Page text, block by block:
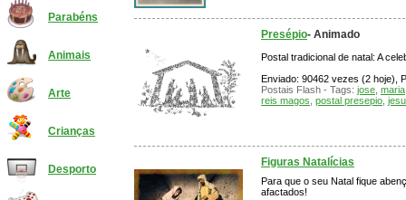
Parabéns
Animais
Arte
Crianças
Desporto
Presépio- Animado
Postal tradicional de natal: A
Enviado: 90462 vezes (2 hoje),
Postais Flash - Tags: jose maria
reis magos postal presepio
Figuras Natalícias
Para que o seu Natal fique
afactados!